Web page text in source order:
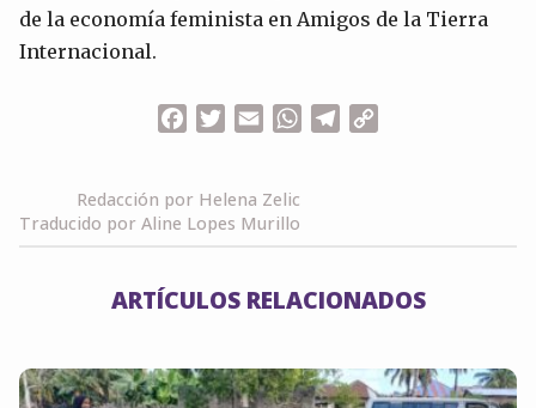
de la economía feminista en Amigos de la Tierra
Internacional.
FacebookTwitterEmailWhatsApp
Telegram
Redacción por Helena Zelic
Traducido por Aline Lopes Murillo
ARTÍCULOS RELACIONADOS